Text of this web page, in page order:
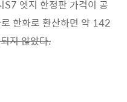
S7 엣지 한정판 가격이 공
한화로 환산하면 약 142
지 않았다.